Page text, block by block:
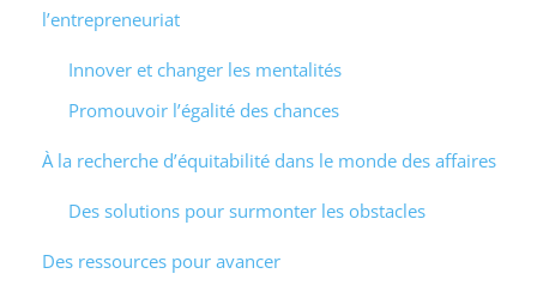
l’entrepreneuriat
Innover et changer les mentalités
Promouvoir l’égalité des chances
À la recherche d’équitabilité dans le monde des affaires
Des solutions pour surmonter les obstacles
Des ressources pour avancer